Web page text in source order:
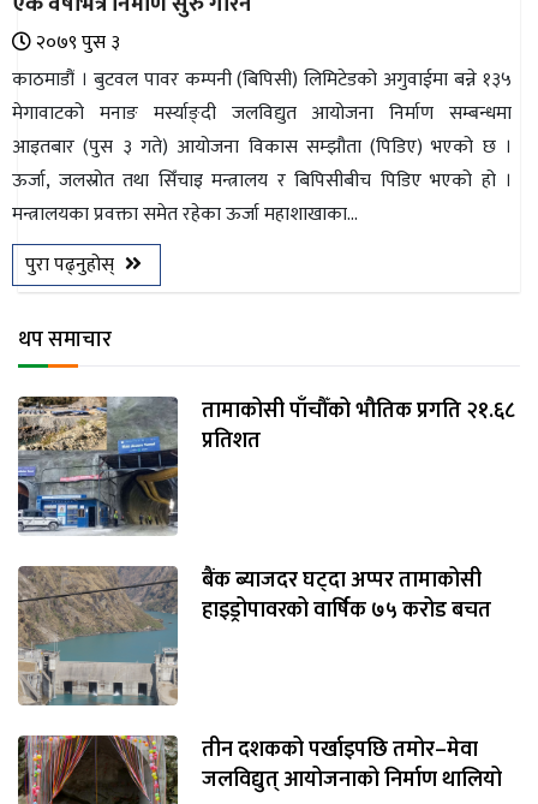
२०७९ पुस ३
काठमाडौं । बुटवल पावर कम्पनी (बिपिसी) लिमिटेडको अगुवाईमा बन्ने १३५
मेगावाटको मनाङ मर्स्याङ्दी जलविद्युत आयोजना निर्माण सम्बन्धमा
आइतबार (पुस ३ गते) आयोजना विकास सम्झौता (पिडिए) भएको छ ।
ऊर्जा, जलस्रोत तथा सिँचाइ मन्त्रालय र बिपिसीबीच पिडिए भएको हो ।
मन्त्रालयका प्रवक्ता समेत रहेका ऊर्जा महाशाखाका...
पुरा पढ्नुहोस्
थप समाचार
तामाकोसी पाँचौँको भौतिक प्रगति २१.६८
प्रतिशत
बैंक ब्याजदर घट्दा अप्पर तामाकोसी
हाइड्रोपावरको वार्षिक ७५ करोड बचत
तीन दशकको पर्खाइपछि तमोर–मेवा
जलविद्युत् आयोजनाको निर्माण थालियो